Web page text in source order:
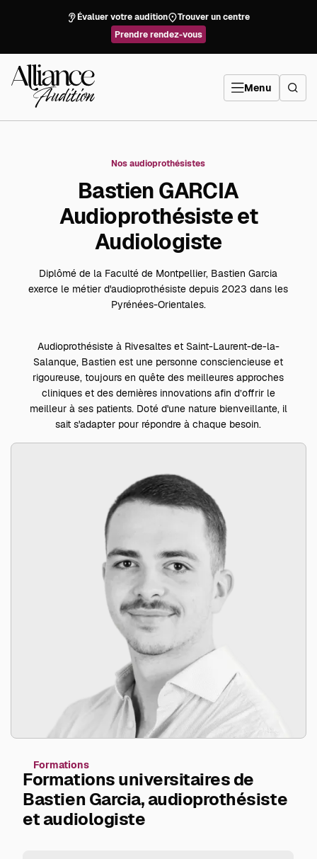
Évaluer votre audition
Trouver un centre
Prendre rendez-vous
Menu
Nos audioprothésistes
Bastien GARCIA
Audioprothésiste et
Audiologiste
Diplômé de la Faculté de Montpellier, Bastien Garcia
exerce le métier d'audioprothésiste depuis 2023 dans les
Pyrénées-Orientales.
Audioprothésiste à Rivesalteset Saint-Laurent-de-la-
Salanque, Bastien est une personne consciencieuse et
rigoureuse, toujours en quête des meilleures approches
cliniques et des dernières innovations afin d’offrir le
meilleur à ses patients. Doté d'une nature bienveillante, il
sait s'adapter pour répondre à chaque besoin.
Formations
Formations universitaires de
Bastien Garcia, audioprothésiste
et audiologiste